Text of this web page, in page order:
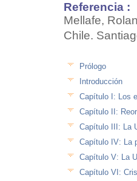
Referencia :
Mellafe,
Chile.
Prólogo
Introducción
Capítulo I: Los
Capítulo II:
Capítulo III: La
Capítulo IV: La
Capítulo V: La
Capítulo VI: